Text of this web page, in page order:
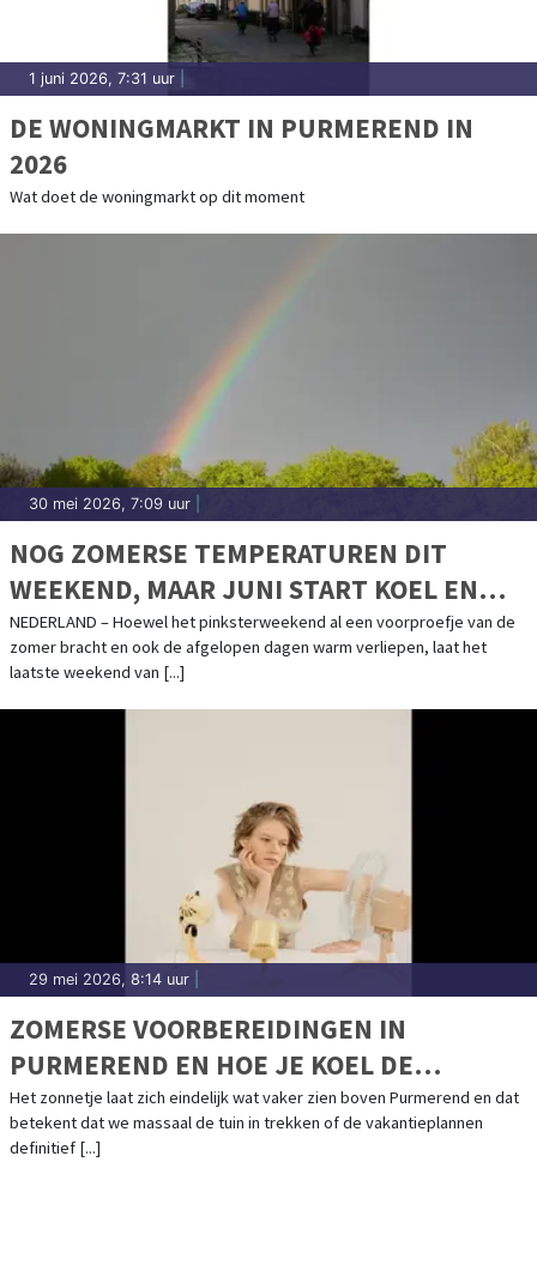
1 juni 2026, 7:31 uur
DE WONINGMARKT IN PURMEREND IN
2026
Wat doet de woningmarkt op dit moment
30 mei 2026, 7:09 uur
NOG ZOMERSE TEMPERATUREN DIT
WEEKEND, MAAR JUNI START KOEL EN
WISSELVALLIG
NEDERLAND – Hoewel het pinksterweekend al een voorproefje van de
zomer bracht en ook de afgelopen dagen warm verliepen, laat het
laatste weekend van [...]
29 mei 2026, 8:14 uur
ZOMERSE VOORBEREIDINGEN IN
PURMEREND EN HOE JE KOEL DE
VAKANTIEPERIODE DOORKOMT
Het zonnetje laat zich eindelijk wat vaker zien boven Purmerend en dat
betekent dat we massaal de tuin in trekken of de vakantieplannen
definitief [...]